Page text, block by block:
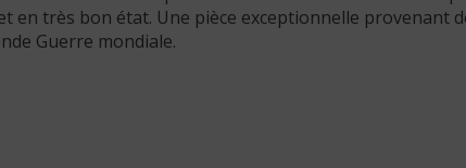
en très bon état. Une pièce exceptionnelle provenant
Guerre mondiale.